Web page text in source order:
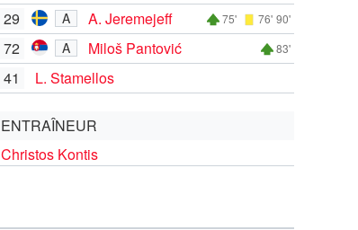
29
A A. Jeremejeff 75' 76' 90'
72 A Miloš Pantović 83'
41 L. Stamellos
ENTRAÎNEUR
Christos Kontis